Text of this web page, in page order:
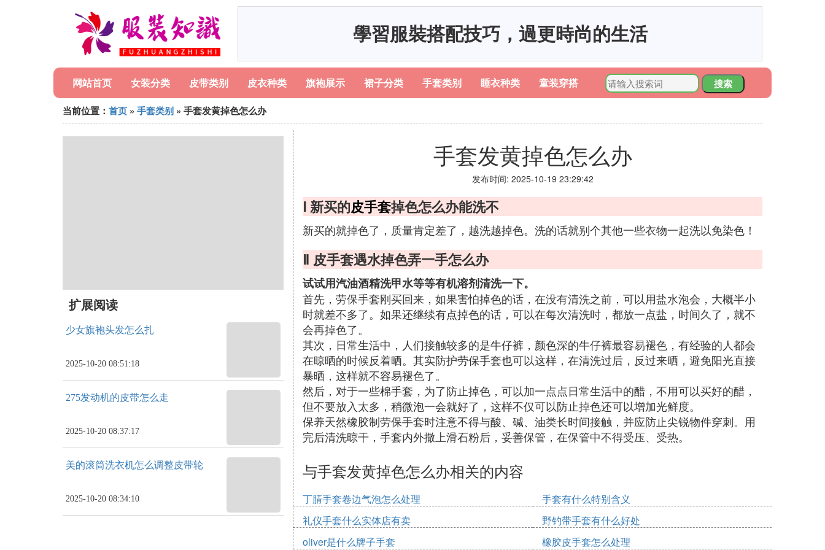
學習服裝搭配技巧，過更時尚的生活
网站首页 女装分类 皮带类别 皮衣种类 旗袍展示 裙子分类 手套类别 睡衣种类 童装穿搭
搜索
当前位置： 首页 » 手套类别 » 手套发黄掉色怎么办
扩展阅读
少女旗袍头发怎么扎
2025-10-20 08:51:18
275发动机的皮带怎么走
2025-10-20 08:37:17
美的滚筒洗衣机怎么调整皮带轮
2025-10-20 08:34:10
手套发黄掉色怎么办
发布时间: 2025-10-19 23:29:42
Ⅰ 新买的皮手套掉色怎么办能洗不
新买的就掉色了，质量肯定差了，越洗越掉色。洗的话就别个其他一些衣物一起洗以免染色！
Ⅱ 皮手套遇水掉色弄一手怎么办
试试用汽油酒精洗甲水等等有机溶剂清洗一下。
首先，劳保手套刚买回来，如果害怕掉色的话，在没有清洗之前，可以用盐水泡会，大概半小
时就差不多了。如果还继续有点掉色的话，可以在每次清洗时，都放一点盐，时间久了，就不
会再掉色了。
其次，日常生活中，人们接触较多的是牛仔裤，颜色深的牛仔裤最容易褪色，有经验的人都会
在晾晒的时候反着晒。其实防护劳保手套也可以这样，在清洗过后，反过来晒，避免阳光直接
暴晒，这样就不容易褪色了。
然后，对于一些棉手套，为了防止掉色，可以加一点点日常生活中的醋，不用可以买好的醋，
但不要放入太多，稍微泡一会就好了，这样不仅可以防止掉色还可以增加光鲜度。
保养天然橡胶制劳保手套时注意不得与酸、碱、油类长时间接触，并应防止尖锐物件穿刺。用
完后清洗晾干，手套内外撒上滑石粉后，妥善保管，在保管中不得受压、受热。
与手套发黄掉色怎么办相关的内容
丁腈手套卷边气泡怎么处理
手套有什么特别含义
礼仪手套什么实体店有卖
野钓带手套有什么好处
oliver是什么牌子手套
橡胶皮手套怎么处理